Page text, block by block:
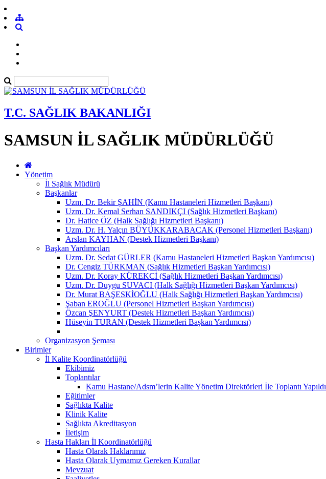
T.C. SAĞLIK BAKANLIĞI
SAMSUN İL SAĞLIK MÜDÜRLÜĞÜ
Yönetim
İl Sağlık Müdürü
Başkanlar
Uzm. Dr. Bekir ŞAHİN (Kamu Hastaneleri Hizmetleri Başkanı)
Uzm. Dr. Kemal Serhan SANDIKÇI (Sağlık Hizmetleri Başkanı)
Dr. Hatice ÖZ (Halk Sağlığı Hizmetleri Başkanı)
Uzm. Dr. H. Yalçın BÜYÜKKARABACAK (Personel Hizmetleri Başkanı)
Arslan KAYHAN (Destek Hizmetleri Başkanı)
Başkan Yardımcıları
Uzm. Dr. Sedat GÜRLER (Kamu Hastaneleri Hizmetleri Başkan Yardımcısı)
Dr. Cengiz TÜRKMAN (Sağlık Hizmetleri Başkan Yardımcısı)
Uzm. Dr. Koray KÜREKCİ (Sağlık Hizmetleri Başkan Yardımcısı)
Uzm. Dr. Duygu SUVACI (Halk Sağlığı Hizmetleri Başkan Yardımcısı)
Dr. Murat BAŞESKİOĞLU (Halk Sağlığı Hizmetleri Başkan Yardımcısı)
Şaban EROĞLU (Personel Hizmetleri Başkan Yardımcısı)
Özcan ŞENYURT (Destek Hizmetleri Başkan Yardımcısı)
Hüseyin TURAN (Destek Hizmetleri Başkan Yardımcısı)
Organizasyon Şeması
Birimler
İl Kalite Koordinatörlüğü
Ekibimiz
Toplantılar
Kamu Hastane/Adsm’lerin Kalite Yönetim Direktörleri İle Toplantı Yapıldı
Eğitimler
Sağlıkta Kalite
Klinik Kalite
Sağlıkta Akreditasyon
İletişim
Hasta Hakları İl Koordinatörlüğü
Hasta Olarak Haklarımız
Hasta Olarak Uymamız Gereken Kurallar
Mevzuat